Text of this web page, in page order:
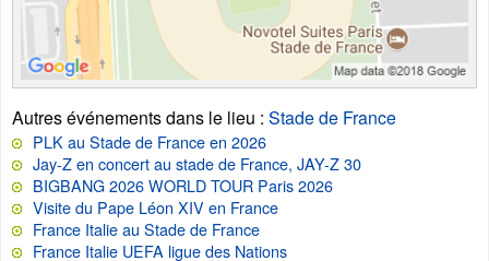
Autres événements dans le lieu : Stade de France
PLK au Stade de France en 2026
Jay-Z en concert au stade de France, JAY-Z 30
BIGBANG 2026 WORLD TOUR Paris 2026
Visite du Pape Léon XIV en France
France Italie au Stade de France
France Italie UEFA ligue des Nations